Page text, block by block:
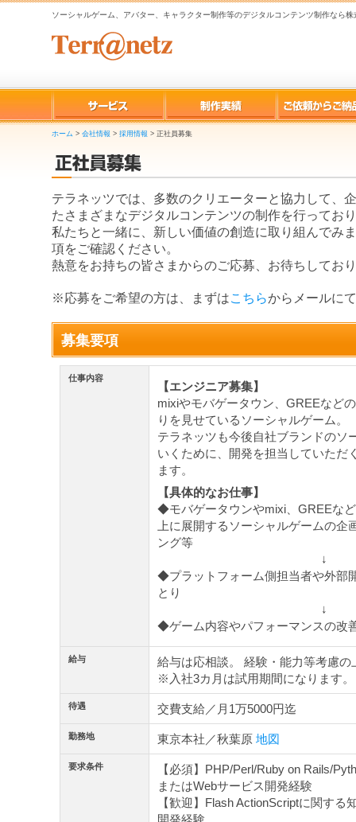
ソーシャルゲーム、アバター、キャラクター制作等のデジタルコンテンツ制作なら
ホーム > 会社情報 > 採用情報 > 正社員募集
テラネッツでは、多数のクリエーターと協力して、
たさまざまなデジタルコンテンツの制作を行ってお
私たちと一緒に、新しい価値の創造に取り組んでみ
項をご確認ください。
熱意をお持ちの皆さまからのご応募、お待ちしてお
※応募をご希望の方は、まずはこちらからメールに
募集要項
仕事内容
【エンジニア募集】
mixiやモバゲータウン、GREEなど
りを見せているソーシャルゲーム。
テラネッツも今後自社ブランドのソ
いくために、開発を担当していただ
ます。
【具体的なお仕事】
◆モバゲータウンやmixi、GREEな
上に展開するソーシャルゲームの
ング等
↓
◆プラットフォーム側担当者や外部
とり
↓
◆ゲーム内容やパフォーマンスの改
給与
給与は応相談。 経験・能力等考慮の
※入社3カ月は試用期間になります。
待遇 交費支給／月1万5000円迄
勤務地 東京本社／秋葉原 地図
要求条件
【必須】PHP/Perl/Ruby on Rails/
またはWebサービス開発経験
【歓迎】Flash ActionScriptに関する
開発経験